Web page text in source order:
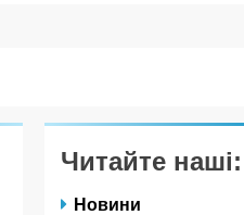
Читайте наші:
Новини